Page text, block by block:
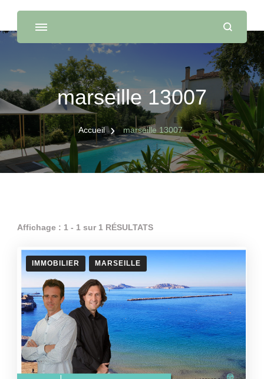
marseille 13007
Accueil marseille 13007
Affichage : 1 - 1 sur 1 RÉSULTATS
IMMOBILIER MARSEILLE